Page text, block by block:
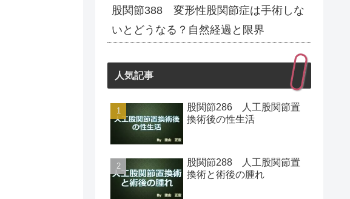
股関節388 変形性股関節症は手術しな
いとどうなる？自然経過と限界
人気記事
股関節286 人工股関節置
換術後の性生活
股関節288 人工股関節置
換術と術後の腫れ